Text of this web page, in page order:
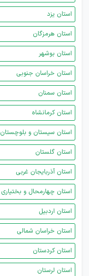
استان یزد
استان هرمزگان
استان بوشهر
استان خراسان جنوبی
استان سمنان
استان کرمانشاه
استان سیستان و بلوچستان
استان گلستان
استان آذربایجان غربی
استان چهارمحال و بختیاری
استان اردبیل
استان خراسان شمالی
استان کردستان
استان لرستان